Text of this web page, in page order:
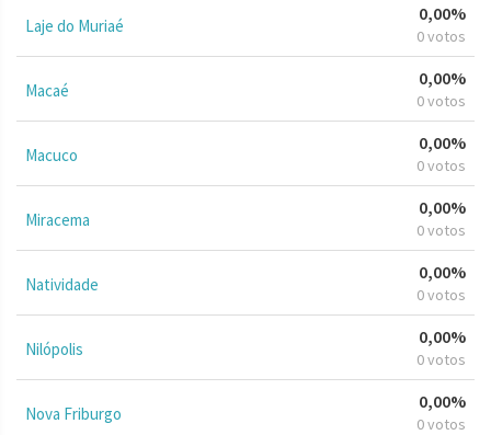
Laje do Muriaé
0,00%
0 votos
Macaé
0,00%
0 votos
Macuco
0,00%
0 votos
Miracema
0,00%
0 votos
Natividade
0,00%
0 votos
Nilópolis
0,00%
0 votos
Nova Friburgo
0,00%
0 votos